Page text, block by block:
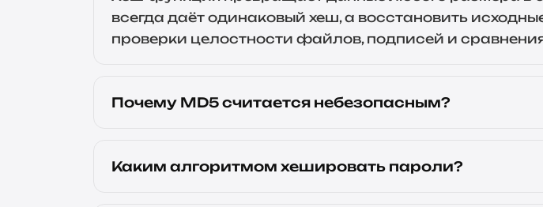
всегда даёт одинаковый хеш, а восстановить
проверки целостности файлов, подписей и
Почему MD5 считается небезопасным?
Каким алгоритмом хешировать пароли?